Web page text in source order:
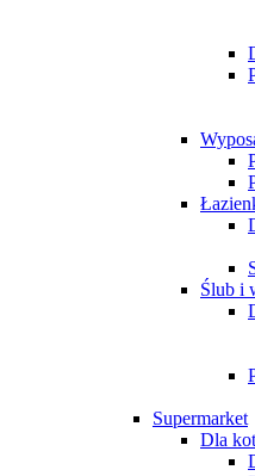
Ślub i
Supermarket
Dla